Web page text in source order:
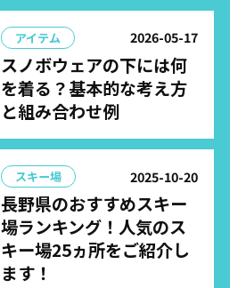
アイテム 2026-05-17
スノボウェアの下には何
を着る？基本的な考え方
と組み合わせ例
スキー場 2025-10-20
長野県のおすすめスキー
場ランキング！人気のス
キー場25ヵ所をご紹介し
ます！